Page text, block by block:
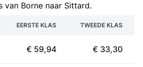
van Borne naar Sittard.
EERSTE KLAS TWEEDE KLAS
€ 59,94 € 33,30